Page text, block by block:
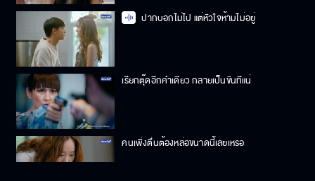
ปากบอกไม่ไป แต่หัวใจห้ามไม่อยู่
เรียกตุ๊ดอีกคำเดียว กลายเป็นขันทีแน่
คนเพิ่งตื่นต้องหล่อขนาดนี้เลยเหรอ